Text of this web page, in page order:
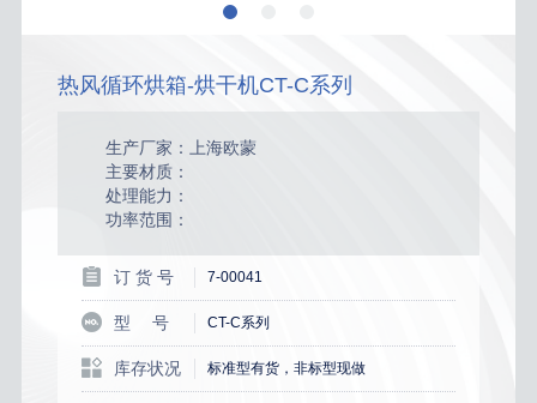
热风循环烘箱-烘干机CT-C系列
生产厂家：上海欧蒙
主要材质：
处理能力：
功率范围：
订 货 号 7-00041
型 号 CT-C系列
库存状况 标准型有货，非标型现做